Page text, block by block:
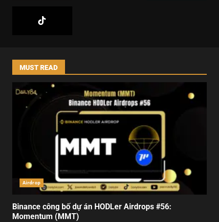
MUST READ
Airdrop
Binance công bố dự án HODLer Airdrops #56:
Momentum (MMT)